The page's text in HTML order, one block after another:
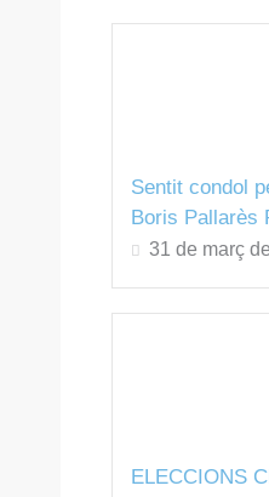
Sentit condol
Boris Pallarès
31 de març
ELECCIONS